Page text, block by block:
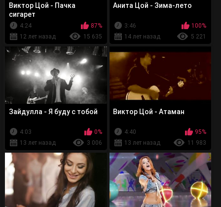
Виктор Цой - Пачка
сигарет
4:24
87%
12 лет назад
15 635
Анита Цой - Зима-лето
3:46
100%
14 лет назад
5 221
Зайдулла - Я буду с тобой
4:03
0%
13 лет назад
3 006
Виктор Цой - Атаман
4:40
95%
13 лет назад
11 983